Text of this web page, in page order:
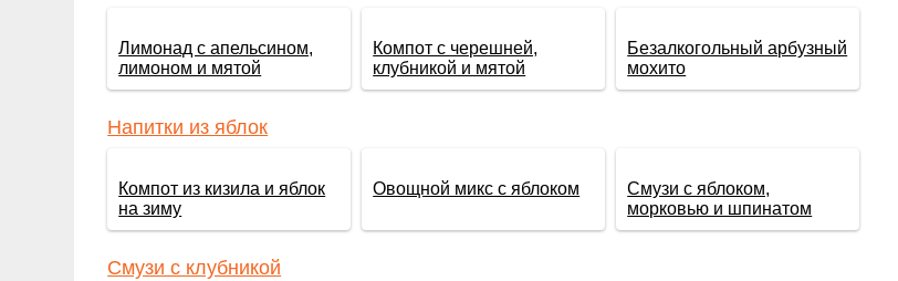
Лимонад с апельсином,
лимоном и мятой
Компот с черешней,
клубникой и мятой
Безалкогольный арбузный
мохито
Напитки из яблок
Компот из кизила и яблок
на зиму
Овощной микс с яблоком
Смузи с яблоком,
морковью и шпинатом
Смузи с клубникой